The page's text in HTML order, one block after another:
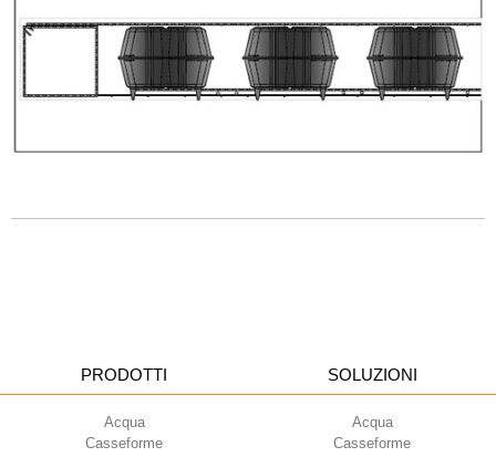
PRODOTTI
Acqua
Casseforme
SOLUZIONI
Acqua
Casseforme